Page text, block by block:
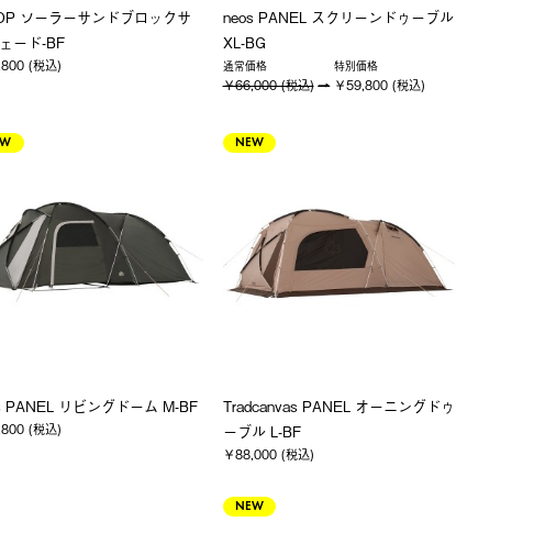
ソーラーサンドブロックサ
ード-BF
(税込)
neos PANEL スクリーンドゥーブル
XL-BG
通常価格
￥66,000 (税込)
特別価格
￥59,800 (税込)
PANEL リビングドーム M-BF
(税込)
NEW
Tradcanvas PANEL オーニングドゥ
ーブル L-BF
￥88,000 (税込)
NEW